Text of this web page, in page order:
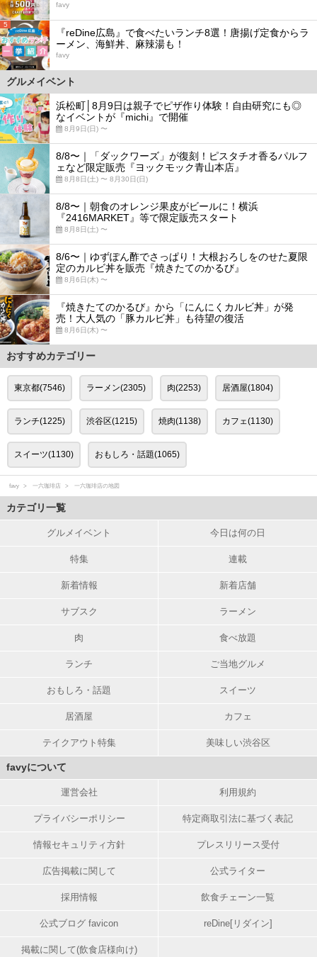
favy
5
『reDine広島』で食べたいランチ8選！唐揚げ定食からラ
ーメン、海鮮丼、麻辣湯も！
favy
グルメイベント
浜松町│8月9日は親子でピザ作り体験！自由研究にも◎
なイベントが『michi』で開催
8月9日(日) 〜
8/8〜｜「ダックワーズ」が復刻！ピスタチオ香るパルフ
ェなど限定販売『ヨックモック青山本店』
8月8日(土) 〜 8月30日(日)
8/8〜｜朝食のオレンジ果皮がビールに！横浜
『2416MARKET』等で限定販売スタート
8月8日(土) 〜
8/6〜｜ゆずぽん酢でさっぱり！大根おろしをのせた夏限
定のカルビ丼を販売『焼きたてのかるび』
8月6日(木) 〜
『焼きたてのかるび』から「にんにくカルビ丼」が発
売！大人気の「豚カルビ丼」も待望の復活
8月6日(木) 〜
おすすめカテゴリー
東京都(7546) ラーメン(2305) 肉(2253) 居酒屋(1804)
ランチ(1225) 渋谷区(1215) 焼肉(1138) カフェ(1130)
スイーツ(1130) おもしろ・話題(1065)
favy 一六珈琲店 一六珈琲店の地図
カテゴリ一覧
グルメイベント 今日は何の日
特集 連載
新着情報 新着店舗
サブスク ラーメン
肉 食べ放題
ランチ ご当地グルメ
おもしろ・話題 スイーツ
居酒屋 カフェ
テイクアウト特集 美味しい渋谷区
favyについて
運営会社 利用規約
プライバシーポリシー 特定商取引法に基づく表記
情報セキュリティ方針 プレスリリース受付
広告掲載に関して 公式ライター
採用情報 飲食チェーン一覧
公式ブログ favicon reDine[リダイン]
掲載に関して(飲食店様向け)